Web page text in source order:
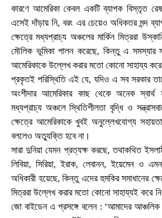
কারণে আমেরিকা কেবল একটি ব্যাপক বিস্তৃত
এসেই দাঁড়ায় নি, বরং এর চেয়েও অধিকতর মন্দ
ক্ষেত্রে মধ্যপ্রাচ্য অঞ্চলের মার্কিন মিত্ররা
মৌলিক ভূমিকা পালন করেছে, কিন্তু এ সমস্যার
আমেরিকাকে উল্লেখ করার মতো কোনো সাহায্য করে
প্রকৃতই পরিস্থিতি এই যে, যদিও এ সব সরকার
অংশীদার আমেরিকার কাছ থেকে অনেক স্বার্থ
মধ্যপ্রাচ্য অঞ্চলে স্থিতিশীলতা বৃদ্ধি ও
ক্ষেত্রে আমেরিকাকে খুবই অনুল্লেখযোগ্য
বললেও অত্যুক্তি হবে না।
সারা দুনিয়া যেমন প্রত্যক্ষ করছে, তথাকথিত
লিবিয়া, সিরিয়া, ইরাক, লেবানন, ইয়েমেন ও
অধিকারী হয়েছে, কিন্তু এদের হুমকির সমাধানের
মিত্ররা উল্লেখ করার মতো কোনো সাহায্যই করে
জো বাইডেন এ প্রসঙ্গে বলেন : ‘আমাদের আঞ্চলিক